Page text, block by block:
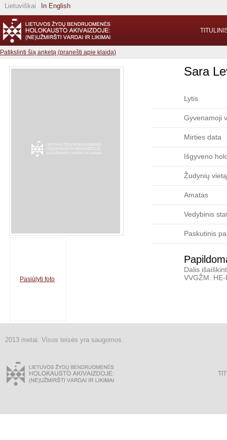
Lietuviškai In English
Patikslinti šią anketą (pranešti apie klaidą)
Pasiūlyti foto
Sara
Lytis
Gyvenamoji
Mirties data
Išgyveno
Žudynių vietą
Amatas
Vedybinis
Paskutinis
Dalis
VVGŽM.
2013 metai. Visos teisės yra saugomos.